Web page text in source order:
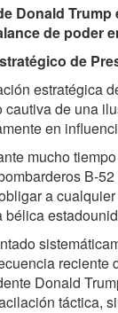
Donald
de poder
de
estratégica
de una
en
mucho
B-
a
reciente
Donald
táctica,